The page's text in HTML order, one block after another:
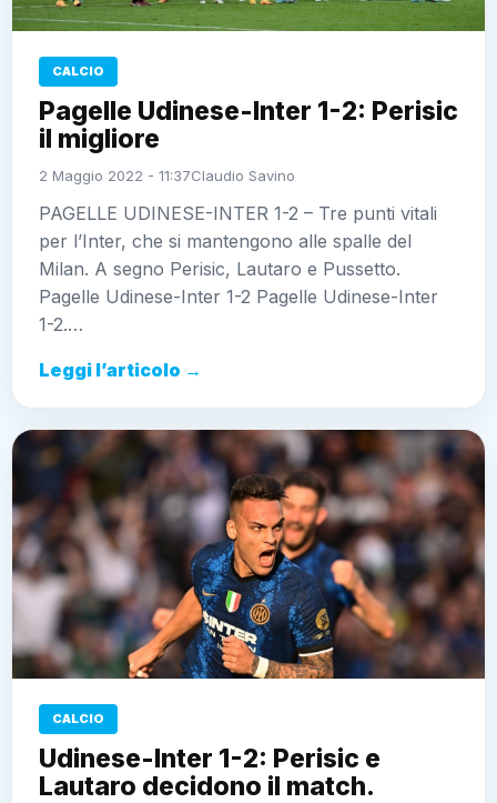
CALCIO
Pagelle Udinese-Inter 1-2: Perisic
il migliore
2 Maggio 2022 - 11:37Claudio Savino
PAGELLE UDINESE-INTER 1-2 – Tre punti vitali
per l’Inter, che si mantengono alle spalle del
Milan. A segno Perisic, Lautaro e Pussetto.
Pagelle Udinese-Inter 1-2 Pagelle Udinese-Inter
1-2.…
Leggi l’articolo →
CALCIO
Udinese-Inter 1-2: Perisic e
Lautaro decidono il match.